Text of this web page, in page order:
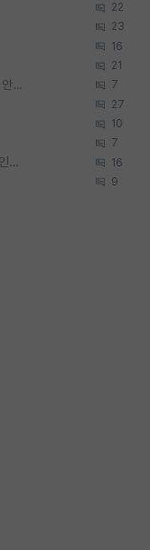
22
23
16
21
석박사 과정 합격하고, 컨택했던교수님이 연락이 안됩니다... 7
27
10
7
박사진학하기에 2억은 괜찮은 (?) 정도의 경제력인가요 16
9